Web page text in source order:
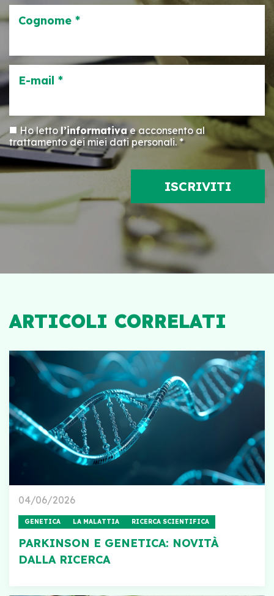
Cognome *
E-mail *
Ho lettol’informativae acconsento al
trattamento dei miei dati personali. *
ARTICOLI CORRELATI
04/06/2026
GENETICA LA MALATTIA RICERCA SCIENTIFICA
PARKINSON E GENETICA: NOVITÀ
DALLA RICERCA